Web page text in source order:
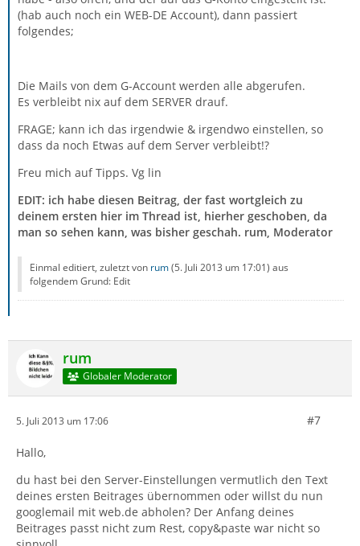
(hab auch noch ein WEB-DE Account), dann passiert
folgendes;
Die Mails von dem G-Account werden alle abgerufen.
Es verbleibt nix auf dem SERVER drauf.
FRAGE; kann ich das irgendwie & irgendwo einstellen, so
dass da noch Etwas auf dem Server verbleibt!?
Freu mich auf Tipps. Vg lin
EDIT: ich habe diesen Beitrag, der fast wortgleich zu
deinem ersten hier im Thread ist, hierher geschoben, da
man so sehen kann, was bisher geschah. rum, Moderator
Einmal editiert, zuletzt von rum(5. Juli 2013 um 17:01) aus
folgendem Grund: Edit
rum
Globaler Moderator
5. Juli 2013 um 17:06 #7
Hallo,
du hast bei den Server-Einstellungen vermutlich den Text
deines ersten Beitrages übernommen oder willst du nun
googlemail mit web.de abholen? Der Anfang deines
Beitrages passt nicht zum Rest, copy&paste war nicht so